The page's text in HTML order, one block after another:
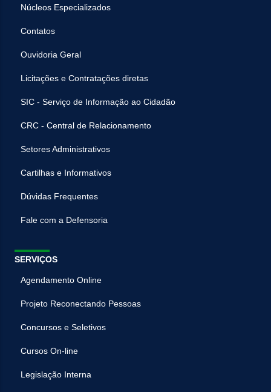
Núcleos Especializados
Contatos
Ouvidoria Geral
Licitações e Contratações diretas
SIC - Serviço de Informação ao Cidadão
CRC - Central de Relacionamento
Setores Administrativos
Cartilhas e Informativos
Dúvidas Frequentes
Fale com a Defensoria
SERVIÇOS
Agendamento Online
Projeto Reconectando Pessoas
Concursos e Seletivos
Cursos On-line
Legislação Interna